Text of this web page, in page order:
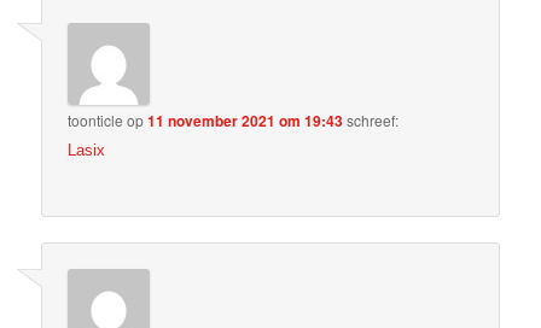
toonticle op11 november 2021 om 19:43schreef:
Lasix